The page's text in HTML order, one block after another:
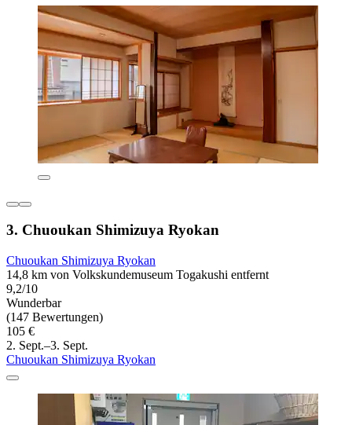
3. Chuoukan Shimizuya Ryokan
Chuoukan Shimizuya Ryokan
14,8 km von Volkskundemuseum Togakushi entfernt
9,2/10
Wunderbar
(147 Bewertungen)
105 €
2. Sept.–3. Sept.
Chuoukan Shimizuya Ryokan